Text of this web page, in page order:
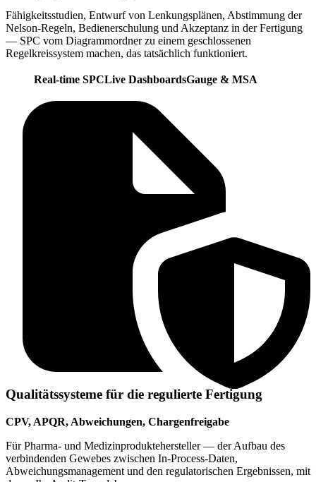
Fähigkeitsstudien, Entwurf von Lenkungsplänen, Abstimmung der
Nelson-Regeln, Bedienerschulung und Akzeptanz in der Fertigung
— SPC vom Diagrammordner zu einem geschlossenen
Regelkreissystem machen, das tatsächlich funktioniert.
Real-time SPCLive DashboardsGauge & MSA
Qualitätssysteme für die regulierte Fertigung
CPV, APQR, Abweichungen, Chargenfreigabe
Für Pharma- und Medizinproduktehersteller — der Aufbau des
verbindenden Gewebes zwischen In-Process-Daten,
Abweichungsmanagement und den regulatorischen Ergebnissen, mit